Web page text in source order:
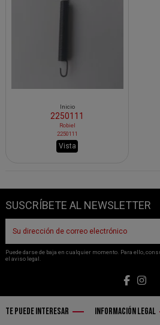
Inicio
2250111
Robiel
2250111
Vista
SUSCRÍBETE AL NEWSLETTER
Puede darse de baja en cualquier momento. Para ello,
el aviso legal.
TE PUEDE INTERESAR INFORMACIÓN LEGAL